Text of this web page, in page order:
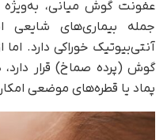
عفونت گوش میانی، به‌ویژه
جمله بیماری‌های
آنتی‌بیوتیک خوراکی دارد.
گوش (پرده صماخ) قرار
پماد یا قطره‌های موضعی